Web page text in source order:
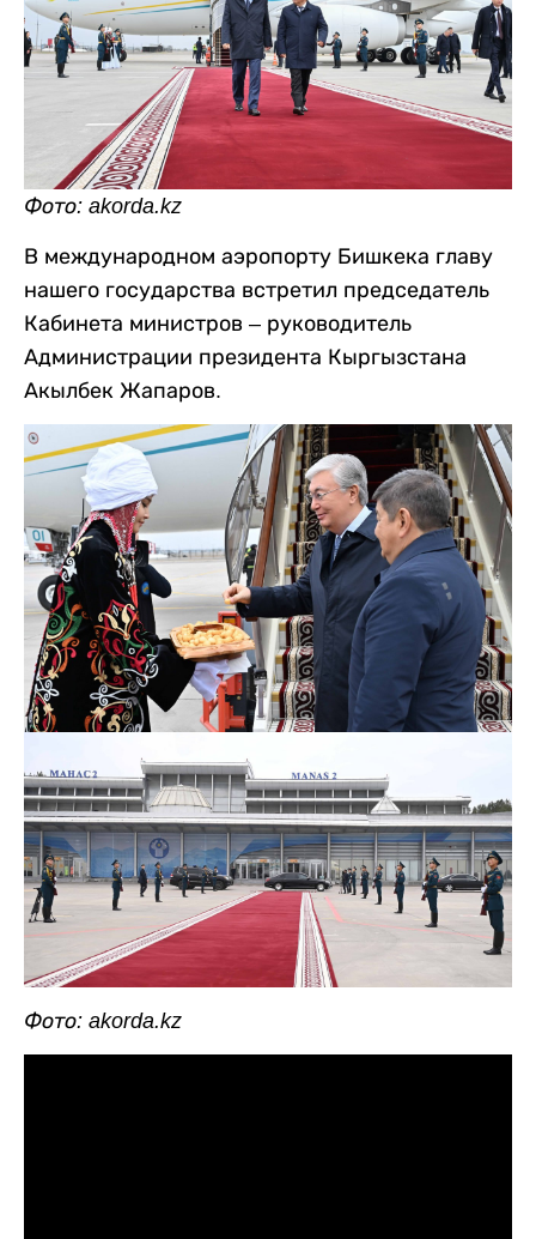
Фото: akorda.kz
В международном аэропорту Бишкека главу
нашего государства встретил председатель
Кабинета министров – руководитель
Администрации президента Кыргызстана
Акылбек Жапаров.
Фото: akorda.kz